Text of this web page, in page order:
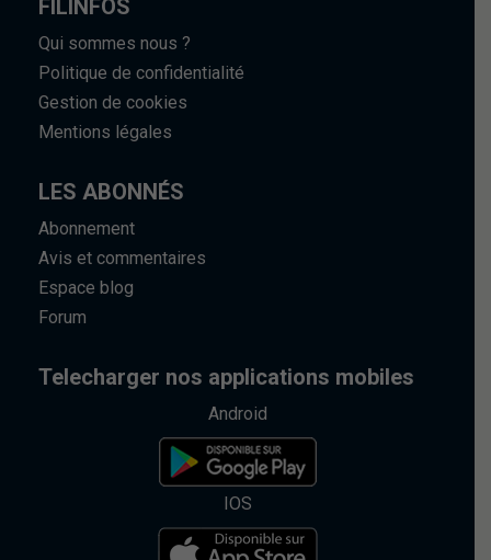
FILINFOS
Qui sommes nous ?
Politique de confidentialité
Gestion de cookies
Mentions légales
LES ABONNÉS
Abonnement
Avis et commentaires
Espace blog
Forum
Telecharger nos applications mobiles
Android
IOS